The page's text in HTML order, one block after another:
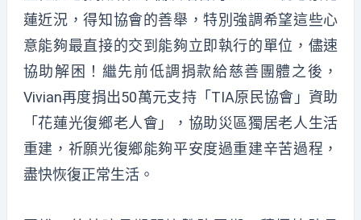
蓮近況，得知協會的善舉，特別強調希望這些心
意能夠最直接的交到能夠立即執行的單位，儘速
協助解困！繼先前低調捐款給慈善團體之後，
Vivian再度捐出50萬元支持「TIA原民協會」資助
「花蓮光復鄉老人會」，協助災區獨居老人生活
重建，祈願光復鄉能夠平安度過重建辛苦過程，
盡快恢復正常生活。